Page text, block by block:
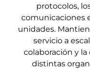
protocolos,
comunicaciones
unidades.
servicio a
colaboración y
distintas